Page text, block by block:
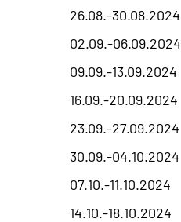
26.08.-30.08.2024
02.09.-06.09.2024
09.09.-13.09.2024
16.09.-20.09.2024
23.09.-27.09.2024
30.09.-04.10.2024
07.10.-11.10.2024
14.10.-18.10.2024